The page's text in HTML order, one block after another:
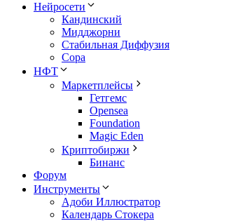
Нейросети
Кандинский
Мидджорни
Стабильная Диффузия
Сора
НФТ
Маркетплейсы
Гетгемс
Opensea
Foundation
Magic Eden
Криптобиржи
Бинанс
Форум
Инструменты
Адоби Иллюстратор
Календарь Стокера